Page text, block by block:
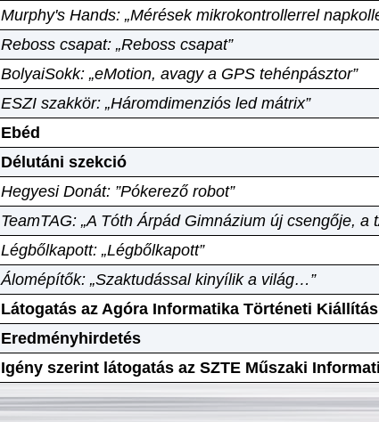
Murphy's Hands: „Mérések mikrokontrollerrel
Reboss csapat: „Reboss csapat”
BolyaiSokk: „eMotion, avagy a GPS tehénpásztor”
ESZI szakkör: „Háromdimenziós led mátrix”
Ebéd
Délutáni szekció
Hegyesi Donát: ”Pókerező robot”
TeamTAG: „A Tóth Árpád Gimnázium új csengője, a
Légbőlkapott: „Légbőlkapott”
Álomépítők: „Szaktudással kinyílik a világ…”
Látogatás az Agóra Informatika Történeti
Eredményhirdetés
Igény szerint látogatás az SZTE Műszaki